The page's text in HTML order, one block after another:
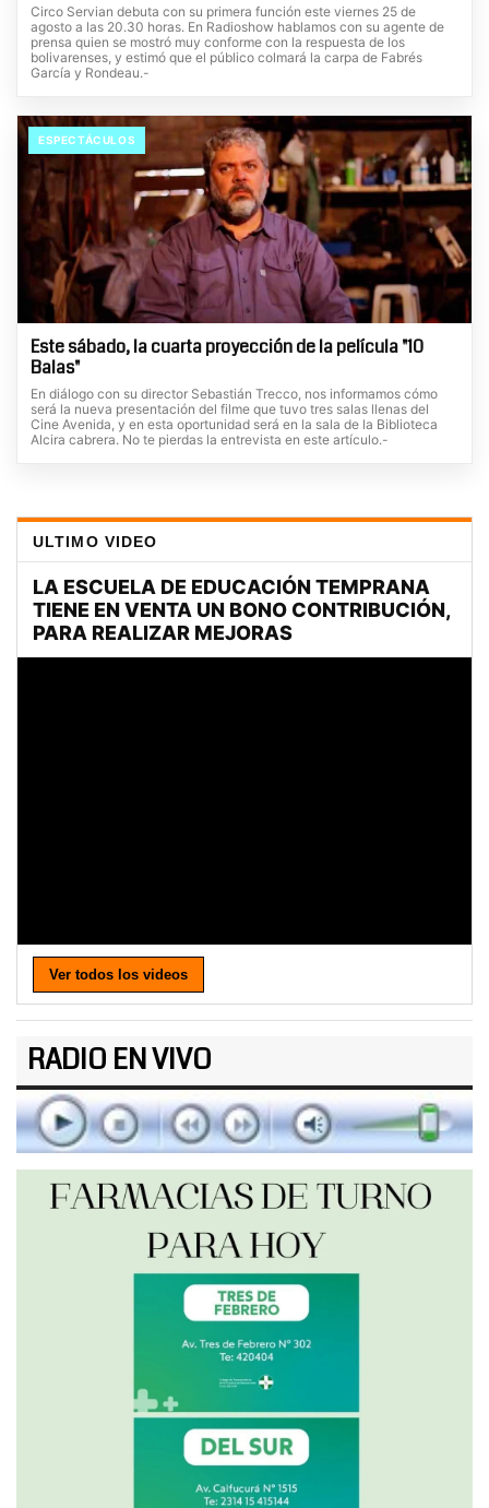
Circo Servian debuta con su primera función este viernes 25 de
agosto a las 20.30 horas. En Radioshow hablamos con su agente de
prensa quien se mostró muy conforme con la respuesta de los
bolivarenses, y estimó que el público colmará la carpa de Fabrés
García y Rondeau.-
ESPECTÁCULOS
Este sábado, la cuarta proyección de la película "10
Balas"
En diálogo con su director Sebastián Trecco, nos informamos cómo
será la nueva presentación del filme que tuvo tres salas llenas del
Cine Avenida, y en esta oportunidad será en la sala de la Biblioteca
Alcira cabrera. No te pierdas la entrevista en este artículo.-
ULTIMO VIDEO
Ver todos los videos
RADIO EN VIVO